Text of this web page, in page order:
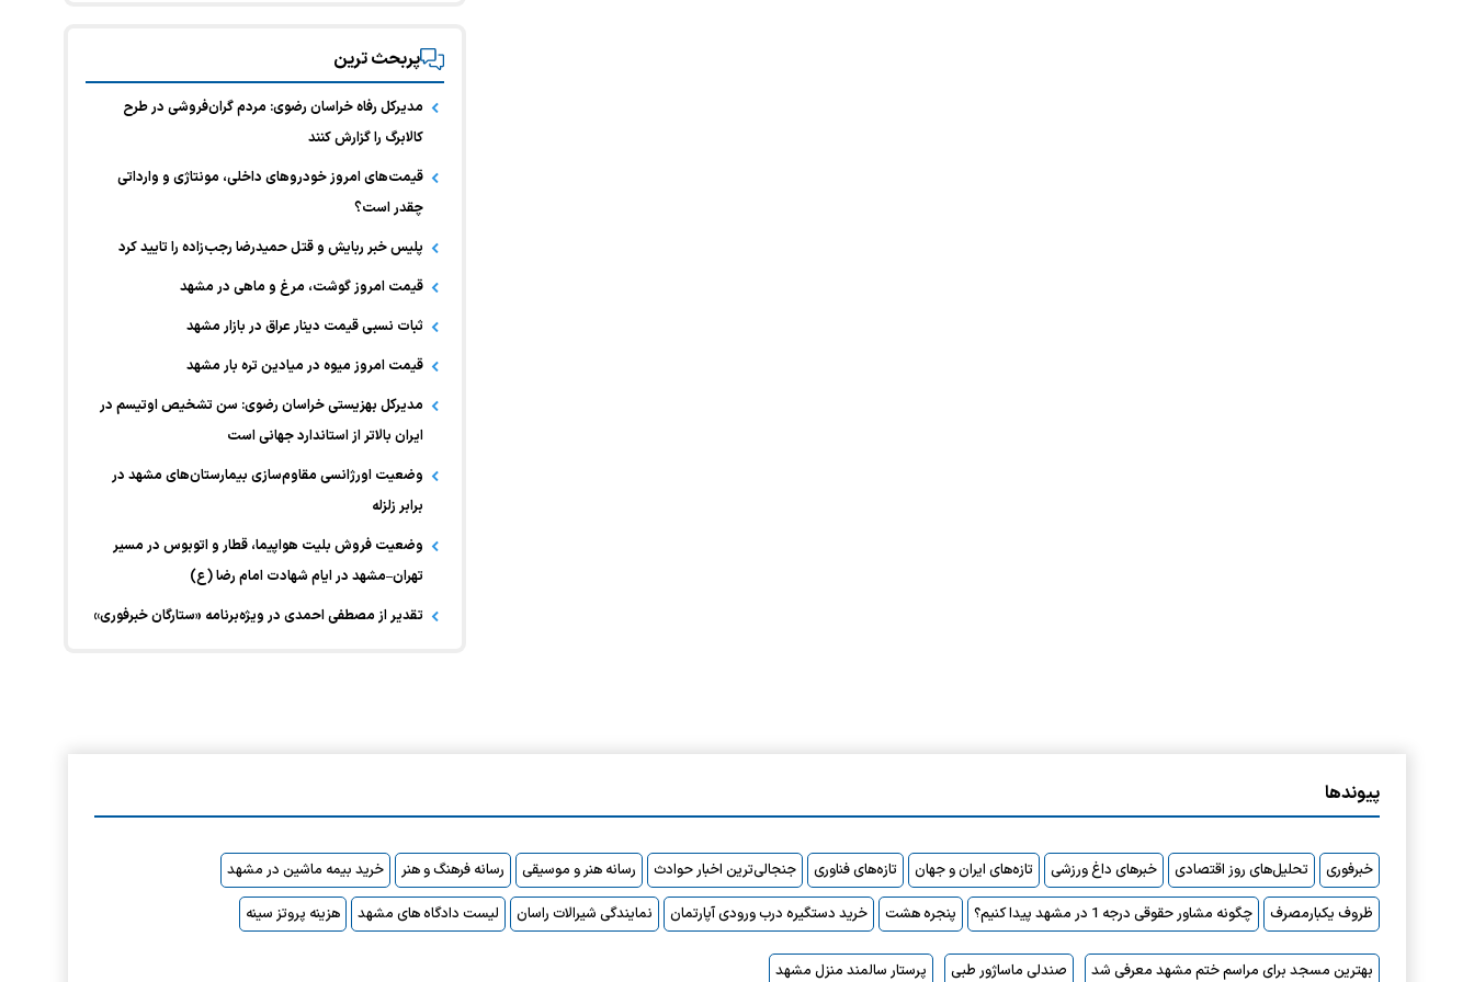
پربحث ترین
مدیرکل رفاه خراسان رضوی: مردم گران‌فروشی در طرح
کالابرگ را گزارش کنند
قیمت‌های امروز خودرو‌های داخلی، مونتاژی و وارداتی
چقدر است؟
پلیس خبر ربایش و قتل حمیدرضا رجب‌زاده را تایید کرد
قیمت امروز گوشت، مرغ و ماهی در مشهد
ثبات نسبی قیمت دینار عراق در بازار مشهد
قیمت امروز میوه در میادین تره بار مشهد
مدیرکل بهزیستی خراسان رضوی: سن تشخیص اوتیسم در
ایران بالاتر از استاندارد جهانی است
وضعیت اورژانسی مقاوم‌سازی بیمارستان‌های مشهد در
برابر زلزله
وضعیت فروش بلیت هواپیما، قطار و اتوبوس در مسیر
تهران–مشهد در ایام شهادت امام رضا (ع)
تقدیر از مصطفی احمدی در ویژه‌برنامه «ستارگان خبرفوری»
پیوندها
خبرفوری تحلیل‌های روز اقتصادی خبرهای داغ ورزشی تازه‌های ایران و جهان تازه‌های فناوری جنجالی‌ترین اخبار حوادث رسانه هنر و موسیقی رسانه فرهنگ و هنر
خرید بیمه ماشین در مشهد
ظروف یکبارمصرف
چگونه مشاور حقوقی درجه 1 در مشهد پیدا کنیم؟ پنجره هشت خرید دستگیره درب ورودی آپارتمان نمایندگی شیرالات راسان لیست دادگاه های مشهد هزینه پروتز سینه
بهترین مسجد برای مراسم ختم مشهد معرفی شد صندلی ماساژور طبی پرستار سالمند منزل مشهد